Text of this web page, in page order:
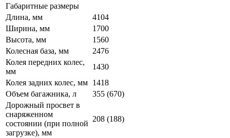
Габаритные размеры
Длина, мм
4104
Ширина, мм
1700
Высота, мм
1560
Колесная база, мм
2476
Колея передних колес,
мм
1430
Колея задних колес, мм 1418
Объем багажника, л
355 (670)
Дорожный просвет в
снаряженном
состоянии (при полной
загрузке), мм
208 (188)